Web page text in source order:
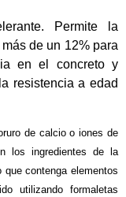
Permite la
de un 12% para
en el concreto y
resistencia a edad
de calcio o iones de
los ingredientes de la
contenga elementos
utilizando formaletas